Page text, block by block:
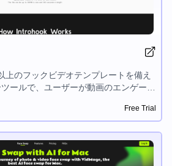
上のフックビデオテンプレートを備え
ールで、ユーザーが動画のエンゲージ
フローを合理化することもできます。
なプレイアブル広告業界のリーダーで
Free Trial